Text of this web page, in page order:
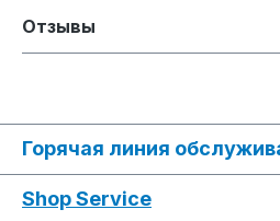
Отзывы
Горячая линия
Shop Service